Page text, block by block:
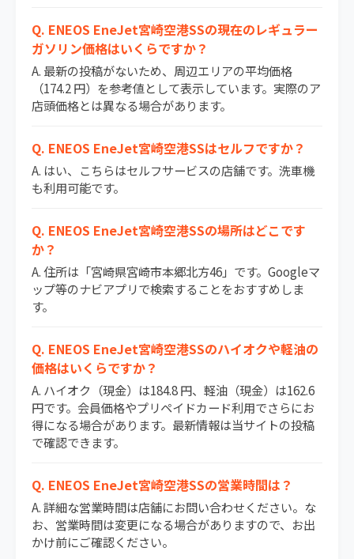
Q. ENEOS EneJet宮崎空港SSの現在のレギュラー
ガソリン価格はいくらですか？
A. 最新の投稿がないため、周辺エリアの平均価格
（174.2 円）を参考値として表示しています。実際のア
店頭価格とは異なる場合があります。
Q. ENEOS EneJet宮崎空港SSはセルフですか？
A. はい、こちらはセルフサービスの店舗です。洗車機
も利用可能です。
Q. ENEOS EneJet宮崎空港SSの場所はどこです
か？
A. 住所は「宮崎県宮崎市本郷北方46」です。Googleマ
ップ等のナビアプリで検索することをおすすめしま
す。
Q. ENEOS EneJet宮崎空港SSのハイオクや軽油の
価格はいくらですか？
A. ハイオク（現金）は184.8 円、軽油（現金）は162.6
円です。会員価格やプリペイドカード利用でさらにお
得になる場合があります。最新情報は当サイトの投稿
で確認できます。
Q. ENEOS EneJet宮崎空港SSの営業時間は？
A. 詳細な営業時間は店舗にお問い合わせください。な
お、営業時間は変更になる場合がありますので、お出
かけ前にご確認ください。